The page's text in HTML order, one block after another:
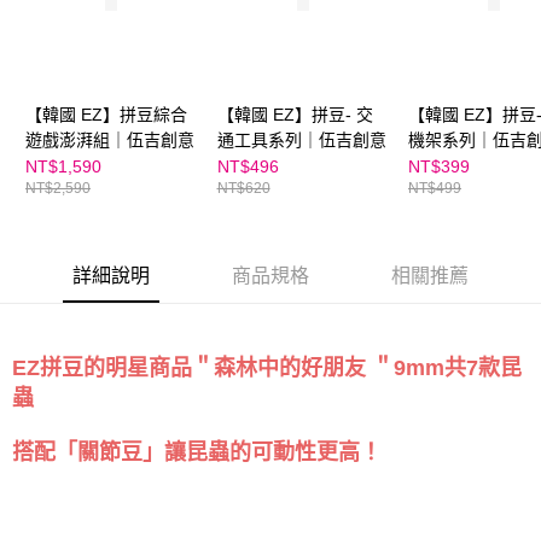
５．嚴禁一人註冊多個帳號或使用他人資訊註冊。若發現惡意使用之情形，
恩沛科技股份有限公司將有權停止該用戶之使用額度並採取法律行動。
【韓國 EZ】拼豆綜合
遊戲澎湃組｜伍吉創意
NT$1,590
NT$2,590
【韓國 EZ】拼豆- 交
通工具系列｜伍吉創意
NT$496
NT$620
【韓國 EZ】拼
機架系列｜伍吉
NT$399
NT$499
詳細說明 商品規格 相關推薦
EZ拼豆的明星商品＂森林中的好朋友 ＂9mm共7款昆
蟲
搭配「關節豆」讓昆蟲的可動性更高！